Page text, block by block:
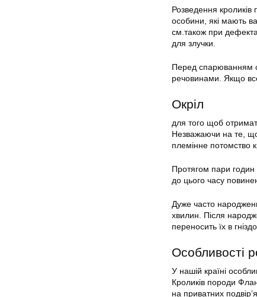
Розведення кроликів
особини, які мають
см.також при
для злучки.
Перед спарюванням
речовинами. Якщо
Окріл
для того щоб
Незважаючи на те,
племінне потомство
Протягом пари годин
до цього часу
Дуже часто
хвилин. Після
переносить їх в
Особливості
У нашій країні
Кроликів породи
на приватних